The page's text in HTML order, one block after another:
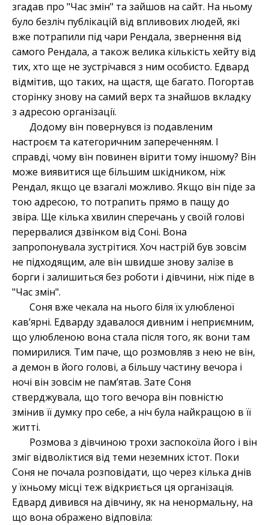
згадав про "Час змін" та зайшов на сайт. На ньому
було безліч публікацій від впливових людей, які
вже потрапили під чари Рендала, звернення від
самого Рендала, а також велика кількість хейту від
тих, хто ще не зустрічався з ним особисто. Едвард
відмітив, що таких, на щастя, ще багато. Погортав
сторінку знову на самий верх та знайшов вкладку
з адресою організації.
Додому він повернувся із подавленим
настроєм та категоричним запереченням. І
справді, чому він повинен вірити тому іншому? Він
може виявитися ще більшим шкідником, ніж
Рендал, якщо це взагалі можливо. Якщо він піде за
тою адресою, то потрапить прямо в пащу до
звіра. Ще кілька хвилин сперечань у своїй голові
перервалися дзвінком від Соні. Вона
запропонувала зустрітися. Хоч настрій був зовсім
не підходящим, але він швидше знову залізе в
борги і залишиться без роботи і дівчини, ніж піде в
"Час змін".
Соня вже чекала на нього біля їх улюбленої
кавʼярні. Едварду здавалося дивним і неприємним,
що улюбленою вона стала після того, як вони там
помирилися. Тим паче, що розмовляв з нею не він,
а демон в його голові, а більшу частину вечора і
ночі він зовсім не памʼятав. Зате Соня
стверджувала, що того вечора він повністю
змінив її думку про себе, а ніч була найкращою в її
житті.
Розмова з дівчиною трохи заспокоїла його і він
зміг відволіктися від теми неземних істот. Поки
Соня не почала розповідати, що через кілька днів
у їхньому місці теж відкриється ця організація.
Едвард дивився на дівчину, як на ненормальну, на
що вона ображено відповіла: